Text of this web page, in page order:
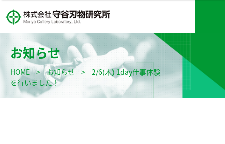
お知らせ
HOME > お知らせ >
2/6(木) 1day仕事体験
を行いました！